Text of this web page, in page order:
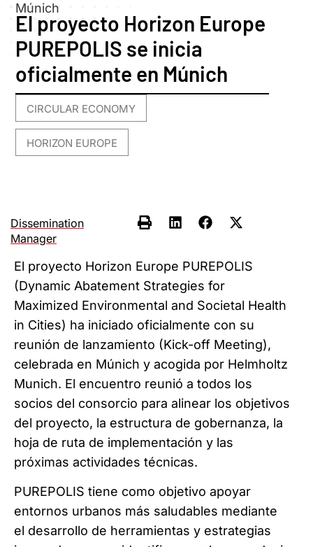
Múnich
El proyecto Horizon Europe
PUREPOLIS se inicia
oficialmente en Múnich
CIRCULAR ECONOMY
HORIZON EUROPE
Dissemination
Manager
El proyecto Horizon Europe PUREPOLIS
(Dynamic Abatement Strategies for
Maximized Environmental and Societal Health
in Cities) ha iniciado oficialmente con su
reunión de lanzamiento (Kick-off Meeting),
celebrada en Múnich y acogida por Helmholtz
Munich. El encuentro reunió a todos los
socios del consorcio para alinear los objetivos
del proyecto, la estructura de gobernanza, la
hoja de ruta de implementación y las
próximas actividades técnicas.
PUREPOLIS tiene como objetivo apoyar
entornos urbanos más saludables mediante
el desarrollo de herramientas y estrategias